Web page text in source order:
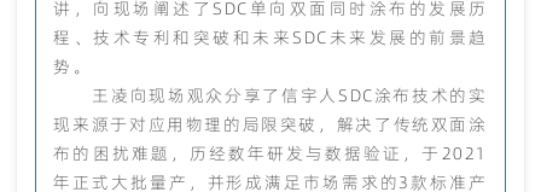
讲，向现场阐述了SDC单向双面同时涂布的发展历
程、技术专利和突破和未来SDC未来发展的前景趋
势。
王凌向现场观众分享了信宇人SDC涂布技术的实
现来源于对应用物理的局限突破，解决了传统双面涂
布的困扰难题，历经数年研发与数据验证，于2021
年正式大批量产，并形成满足市场需求的3款标准产